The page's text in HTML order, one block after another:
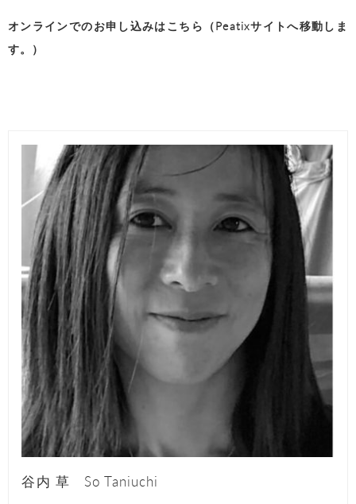
オンラインでのお申し込みはこちら（Peatixサイトへ移動しま
す。）
谷内 草 So Taniuchi